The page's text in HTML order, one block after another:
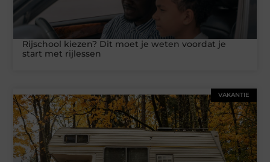
Rijschool kiezen? Dit moet je weten voordat je
start met rijlessen
VAKANTIE